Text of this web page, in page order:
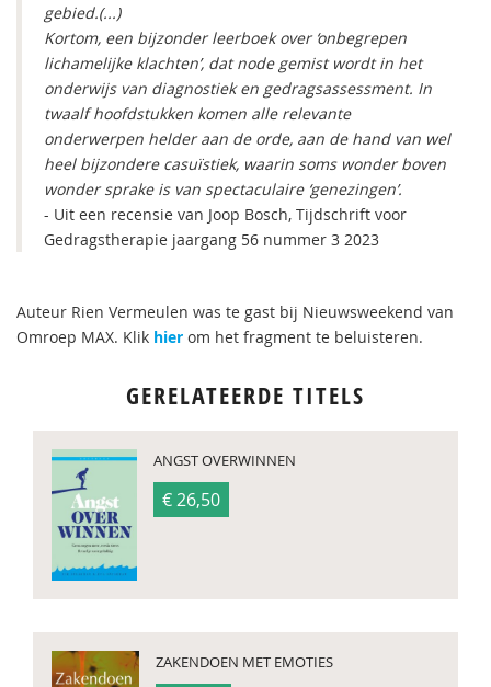
gebied.(...)
Kortom, een bijzonder leerboek over ‘onbegrepen
lichamelijke klachten’, dat node gemist wordt in het
onderwijs van diagnostiek en gedragsassessment. In
twaalf hoofdstukken komen alle relevante
onderwerpen helder aan de orde, aan de hand van wel
heel bijzondere casuïstiek, waarin soms wonder boven
wonder sprake is van spectaculaire ‘genezingen’.
- Uit een recensie van Joop Bosch, Tijdschrift voor
Gedragstherapie jaargang 56 nummer 3 2023
Auteur Rien Vermeulen was te gast bij Nieuwsweekend van
Omroep MAX. Klik hier om het fragment te beluisteren.
GERELATEERDE TITELS
ANGST OVERWINNEN
€ 26,50
ZAKENDOEN MET EMOTIES